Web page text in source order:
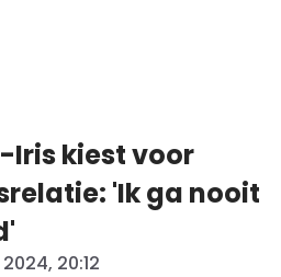
Iris kiest voor
'Ik ga nooit
2024, 20:12